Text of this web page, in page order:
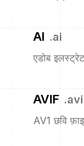
AI .ai
एडोब
AVIF .
AV1 छवि